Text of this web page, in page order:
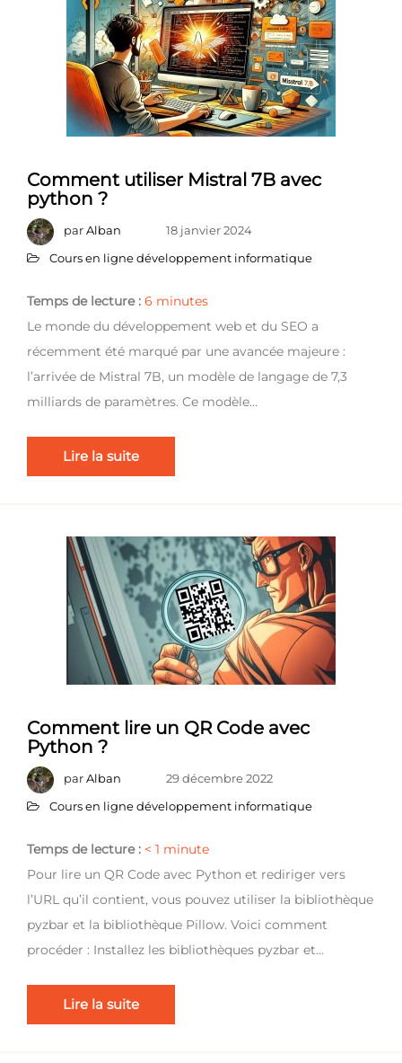
Comment utiliser Mistral 7B avec
python ?
parAlban
18 janvier 2024
Cours en ligne développement informatique
Temps de lecture : 6 minutes
Le monde du développement web et du SEO a
récemment été marqué par une avancée majeure :
l’arrivée de Mistral 7B, un modèle de langage de 7,3
milliards de paramètres. Ce modèle…
Lire la suite
Comment lire un QR Code avec
Python ?
parAlban
29 décembre 2022
Cours en ligne développement informatique
Temps de lecture : < 1 minute
Pour lire un QR Code avec Python et rediriger vers
l’URL qu’il contient, vous pouvez utiliser la bibliothèque
pyzbar et la bibliothèque Pillow. Voici comment
procéder : Installez les bibliothèques pyzbar et…
Lire la suite